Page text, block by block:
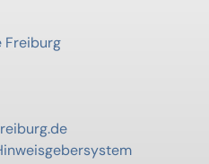
Freiburg